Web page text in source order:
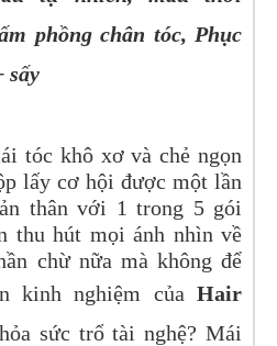
phồng chân tóc, Phục
sấy
tóc khô xơ và chẻ ngọn
lấy cơ hội được một lần
thân với 1 trong 5 gói
thu hút mọi ánh nhìn về
chừ nữa mà không để
kinh nghiệm của Hair
sức trổ tài nghệ? Mái